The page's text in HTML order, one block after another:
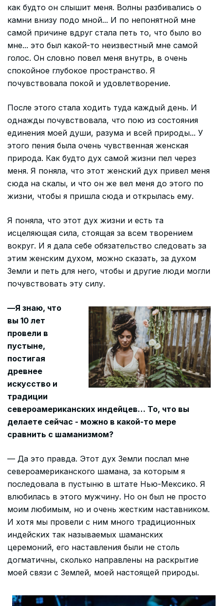
как будто он слышит меня. Волны разбивались о
камни внизу подо мной... И по непонятной мне
самой причине вдруг стала петь то, что было во
мне... это был какой-то неизвестный мне самой
голос. Он словно повел меня внутрь, в очень
спокойное глубокое пространство. Я
почувствовала покой и удовлетворение.
После этого стала ходить туда каждый день. И
однажды почувствовала, что пою из состояния
единения моей души, разума и всей природы... У
этого пения была очень чувственная женская
природа. Как будто дух самой жизни пел через
меня. Я поняла, что этот женский дух привел меня
сюда на скалы, и что он же вел меня до этого по
жизни, чтобы я пришла сюда и открылась ему.
Я поняла, что этот дух жизни и есть та
исцеляющая сила, стоящая за всем творением
вокруг. И я дала себе обязательство следовать за
этим женским духом, можно сказать, за духом
Земли и петь для него, чтобы и другие люди могли
почувствовать эту силу.
—Я знаю, что
вы 10 лет
провели в
пустыне,
постигая
древнее
искусство и
традиции
североамериканских индейцев… То, что вы
делаете сейчас - можно в какой-то мере
сравнить с шаманизмом?
— Да это правда. Этот дух Земли послал мне
североамериканского шамана, за которым я
последовала в пустыню в штате Нью-Мексико. Я
влюбилась в этого мужчину. Но он был не просто
моим любимым, но и очень жестким наставником.
И хотя мы провели с ним много традиционных
индейских так называемых шаманских
церемоний, его наставления были не столь
догматичны, сколько направлены на раскрытие
моей связи с Землей, моей настоящей природы.